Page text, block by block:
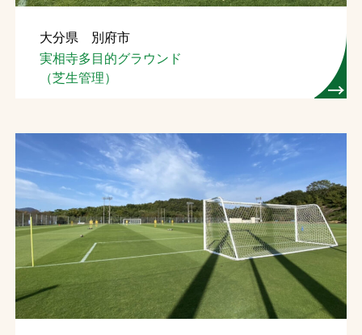
大分県 別府市
実相寺多目的グラウンド
（芝生管理）